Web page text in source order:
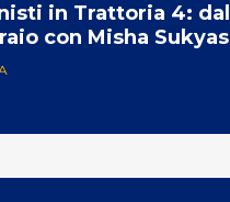
in Trattoria 4: dal
con Misha Sukyas